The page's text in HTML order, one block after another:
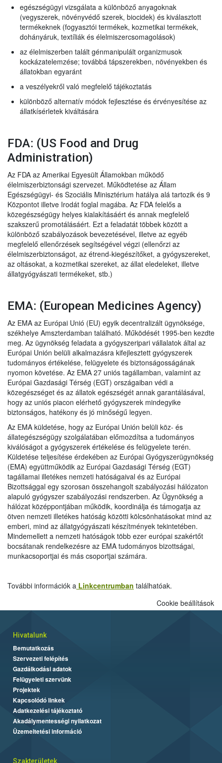
egészségügyi vizsgálata a különböző anyagoknak
(vegyszerek, növényvédő szerek, biocidek) és kiválasztott
termékeknek (fogyasztói termékek, kozmetikai termékek,
dohányáruk, textíliák és élelmiszercsomagolások)
az élelmiszerben talált génmanipulált organizmusok
kockázatelemzése; továbbá tápszerekben, növényekben és
állatokban egyaránt
a veszélyekről való megfelelő tájékoztatás
különböző alternatív módok fejlesztése és érvényesítése az
állatkísérletek kiváltására
FDA: (US Food and Drug
Administration)
Az FDA az Amerikai Egyesült Államokban működő
élelmiszerbiztonsági szervezet. Működtetése az Állam
Egészségügyi- és Szociális Minisztérium hatálya alá tartozik és 9
Központot illetve Irodát foglal magába. Az FDA felelős a
közegészségügy helyes kialakításáért és annak megfelelő
szakszerű promotálásáért. Ezt a feladatát többek között a
különböző szabályozások bevezetésével, illetve az egyéb
megfelelő ellenőrzések segítségével végzi (ellenőrzi az
élelmiszerbiztonságot, az étrend-kiegészítőket, a gyógyszereket,
az oltásokat, a kozmetikai szereket, az állat eledeleket, illetve
állatgyógyászati termékeket, stb.)
EMA: (European Medicines Agency)
Az EMA az Európai Unió (EU) egyik decentralizált ügynöksége,
székhelye Amszterdamban található. Működését 1995-ben kezdte
meg. Az ügynökség feladata a gyógyszeripari vállalatok által az
Európai Unión belüli alkalmazásra kifejlesztett gyógyszerek
tudományos értékelése, felügyelete és biztonságosságának
nyomon követése. Az EMA 27 uniós tagállamban, valamint az
Európai Gazdasági Térség (EGT) országaiban védi a
közegészséget és az állatok egészségét annak garantálásával,
hogy az uniós piacon elérhető gyógyszerek mindegyike
biztonságos, hatékony és jó minőségű legyen.
Az EMA küldetése, hogy az Európai Unión belüli köz- és
állategészségügy szolgálatában előmozdítsa a tudományos
kiválóságot a gyógyszerek értékelése és felügyelete terén.
Küldetése teljesítése érdekében az Európai Gyógyszerügynökség
(EMA) együttműködik az Európai Gazdasági Térség (EGT)
tagállamai illetékes nemzeti hatóságaival és az Európai
Bizottsággal egy szorosan összehangolt szabályozási hálózaton
alapuló gyógyszer szabályozási rendszerben. Az Ügynökség a
hálózat középpontjában működik, koordinálja és támogatja az
ötven nemzeti illetékes hatóság közötti kölcsönhatásokat mind az
emberi, mind az állatgyógyászati készítmények tekintetében.
Mindemellett a nemzeti hatóságok több ezer európai szakértőt
bocsátanak rendelkezésre az EMA tudományos bizottságai,
munkacsoportjai és más csoportjai számára.
További információk a Linkcentrumban találhatóak.
Cookie beállítások
Hivatalunk
Bemutatkozás
Szervezeti felépítés
Gazdálkodási adatok
Felügyeleti szervünk
Projektek
Kapcsolódó linkek
Adatkezelési tájékoztató
Akadálymentességi nyilatkozat
Üzemeltetési információ
Szakterületek